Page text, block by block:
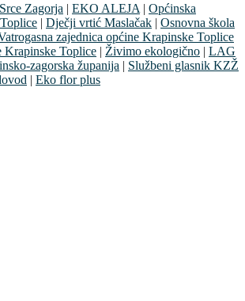
Zagorja EKO ALEJA| Općinska
Dječji vrtić Maslačak
Osnovna škola
zajednica općine Krapinske Toplice
Krapinske Toplice Živimo ekologično
LAG
zagorska županija
Službeni glasnik KZŽ
Eko flor plus